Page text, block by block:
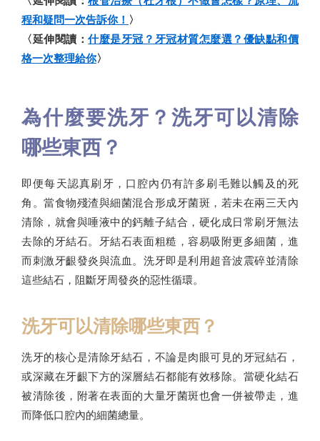
程和疑問一次告訴你！ 〉
〈延伸閱讀：什麼是牙冠？牙冠材質怎麼選？優缺點和價
格一次整理給你〉
為什麼要洗牙？洗牙可以清除
哪些東西？
即便每天認真刷牙，口腔內仍有許多刷毛難以觸及的死
角。當食物殘渣與細菌混合形成牙菌斑，若未在兩三天內
清除，就會與唾液中的鈣離子結合，硬化成日常刷牙無法
去除的牙結石。牙結石表面粗糙，容易吸附更多細菌，進
而刺激牙齦發炎與流血。洗牙即是利用超音波震碎並清除
這些結石，阻斷牙周發炎的惡性循環。
洗牙可以清除哪些東西？
洗牙的核心是清除牙結石，不論是肉眼可見的牙冠結石，
或深藏在牙齦下方的深層結石都能有效移除。當硬化結石
被清除後，附著在表面的大量牙菌斑也會一併被帶走，進
而降低口腔內的細菌總量。